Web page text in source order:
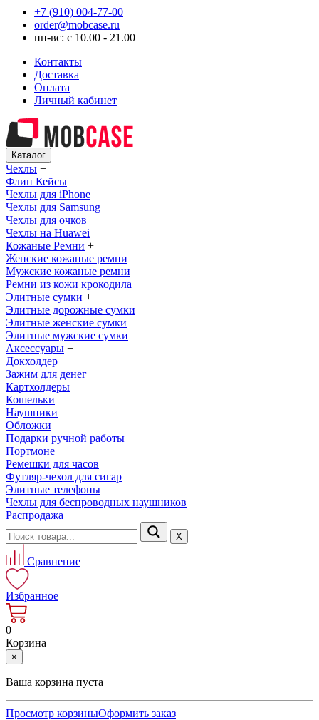
+7 (910) 004-77-00
order@mobcase.ru
пн-вс: с 10.00 - 21.00
Контакты
Доставка
Оплата
Личный кабинет
Каталог
Чехлы +
Флип Кейсы
Чехлы для iPhone
Чехлы для Samsung
Чехлы для очков
Чехлы на Huawei
Кожаные Ремни +
Женские кожаные ремни
Мужские кожаные ремни
Ремни из кожи крокодила
Элитные сумки +
Элитные дорожные сумки
Элитные женские сумки
Элитные мужские сумки
Аксессуары +
Докхолдер
Зажим для денег
Картхолдеры
Кошельки
Наушники
Обложки
Подарки ручной работы
Портмоне
Ремешки для часов
Футляр-чехол для сигар
Элитные телефоны
Чехлы для беспроводных наушников
Распродажа
Х
Сравнение
Избранное
0
Корзина
×
Ваша корзина пуста
Просмотр корзиныОформить заказ